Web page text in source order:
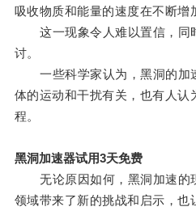
吸收物质和能量的速度在不断增
这一现象令人难以置信，同
讨。
一些科学家认为，黑洞的加
体的运动和干扰有关，也有人认
程。
黑洞加速器试用3天免费
无论原因如何，黑洞加速的
领域带来了新的挑战和启示，也